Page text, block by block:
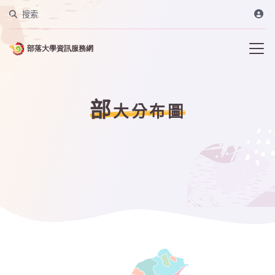
::: 搜索
部大分布圖